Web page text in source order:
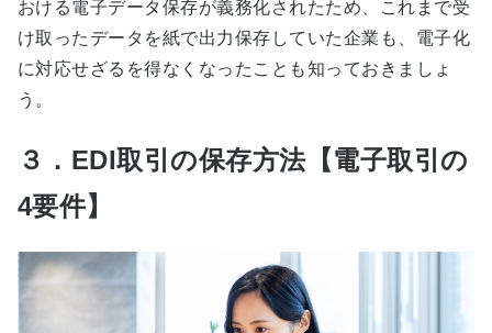
おける電子データ保存が義務化されたため、これまで受
け取ったデータを紙で出力保存していた企業も、電子化
に対応せざるを得なくなったことも知っておきましょ
う。
３．EDI取引の保存方法【電子取引の
4要件】